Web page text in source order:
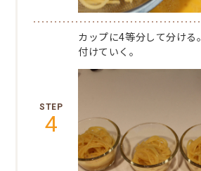
4
カップに4等分して分ける。
付けていく。